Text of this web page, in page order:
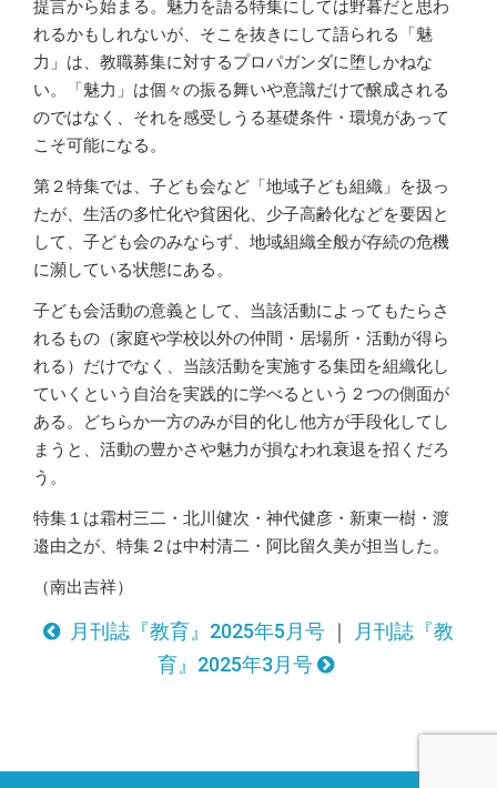
提言から始まる。魅力を語る特集にしては野暮だと思わ
れるかもしれないが、そこを抜きにして語られる「魅
力」は、教職募集に対するプロパガンダに堕しかねな
い。「魅力」は個々の振る舞いや意識だけで醸成される
のではなく、それを感受しうる基礎条件・環境があって
こそ可能になる。
第２特集では、子ども会など「地域子ども組織」を扱っ
たが、生活の多忙化や貧困化、少子高齢化などを要因と
して、子ども会のみならず、地域組織全般が存続の危機
に瀕している状態にある。
子ども会活動の意義として、当該活動によってもたらさ
れるもの（家庭や学校以外の仲間・居場所・活動が得ら
れる）だけでなく、当該活動を実施する集団を組織化し
ていくという自治を実践的に学べるという２つの側面が
ある。どちらか一方のみが目的化し他方が手段化してし
まうと、活動の豊かさや魅力が損なわれ衰退を招くだろ
う。
特集１は霜村三二・北川健次・神代健彦・新東一樹・渡
邉由之が、特集２は中村清二・阿比留久美が担当した。
（南出吉祥）
月刊誌『教育』2025年5月号 ｜
月刊誌『教
育』2025年3月号